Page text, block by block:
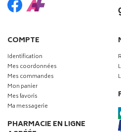
COMPTE
Identification
Mes coordonnées
Mes commandes
Mon panier
Mes favoris
Ma messagerie
PHARMACIE EN LIGNE